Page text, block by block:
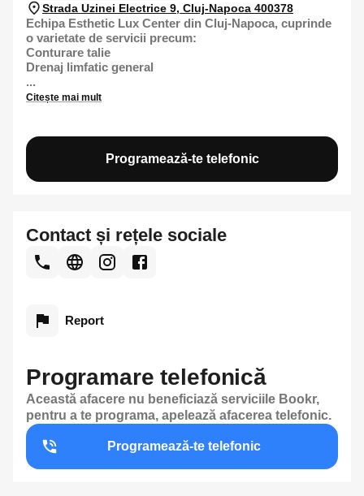
Strada Uzinei Electrice 9, Cluj-Napoca 400378
Echipa Esthetic Lux Center din Cluj-Napoca, cuprinde
o varietate de servicii precum:
Conturare talie
Drenaj limfatic general
...
Citește mai mult
Programează-te telefonic
Programare telefonică
Această afacere nu beneficiază serviciile Bookr,
pentru a te programa, apelează afacerea telefonic.
Programează-te telefonic
Contact și rețele sociale
Report